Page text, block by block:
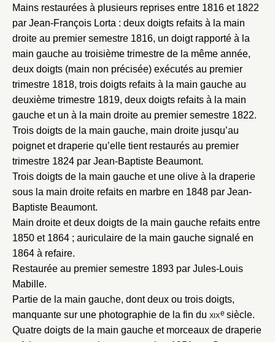
Mains restaurées à plusieurs reprises entre 1816 et 1822
par Jean-François Lorta : deux doigts refaits à la main
droite au premier semestre 1816, un doigt rapporté à la
main gauche au troisième trimestre de la même année,
deux doigts (main non précisée) exécutés au premier
trimestre 1818, trois doigts refaits à la main gauche au
deuxième trimestre 1819, deux doigts refaits à la main
gauche et un à la main droite au premier semestre 1822.
Trois doigts de la main gauche, main droite jusqu’au
poignet et draperie qu’elle tient restaurés au premier
trimestre 1824 par Jean-Baptiste Beaumont.
Trois doigts de la main gauche et une olive à la draperie
sous la main droite refaits en marbre en 1848 par Jean-
Baptiste Beaumont.
Main droite et deux doigts de la main gauche refaits entre
1850 et 1864 ; auriculaire de la main gauche signalé en
1864 à refaire.
Restaurée au premier semestre 1893 par Jules-Louis
Mabille.
Partie de la main gauche, dont deux ou trois doigts,
manquante sur une photographie de la fin du xixe siècle.
Quatre doigts de la main gauche et morceaux de draperie
Choix du dossier où ajouter la
notice
Nom du dossier
Fermer
Connexion
Courriel